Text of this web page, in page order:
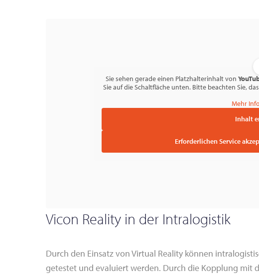
Sie sehen gerade einen Platzhalterinhalt von
Sie auf die Schaltfläche unten. Bitte beachten Sie,
Mehr
Inhalt
Erforderlichen Service
Vicon Reality in der Intralogistik
Durch den Einsatz von Virtual Reality können
getestet und evaluiert werden. Durch die Kopplung mit